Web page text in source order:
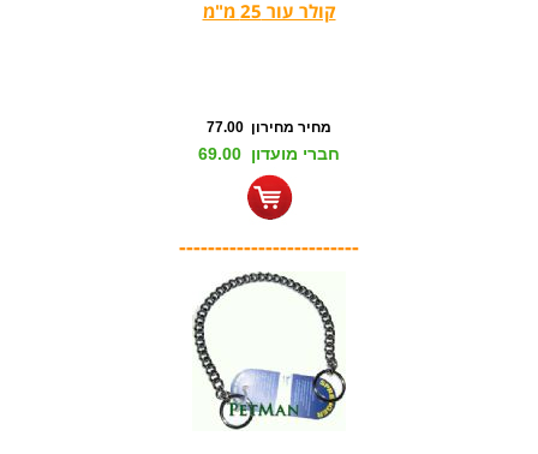
קולר עור 25 מ"מ
מחיר מחירון 77.00
חברי מועדון 69.00
-------------------------